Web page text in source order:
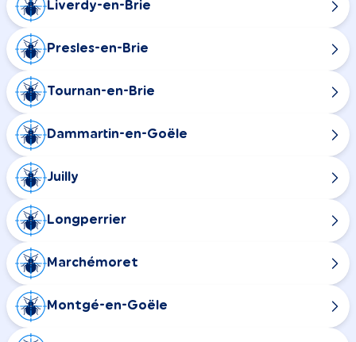
Liverdy-en-Brie
Presles-en-Brie
Tournan-en-Brie
Dammartin-en-Goële
Juilly
Longperrier
Marchémoret
Montgé-en-Goële